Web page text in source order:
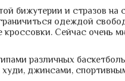
бижутерии и стразов на
одеждой
Сейчас очень
различных
джинсами,